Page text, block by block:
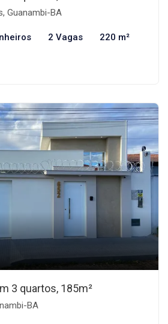
Guanambi-BA
2 Vagas 220 m²
3 quartos, 185m²
BA